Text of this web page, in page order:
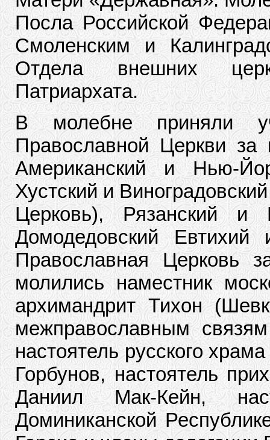
Посла Российской
Смоленским и
Отдела внешних
Патриархата.
В молебне приняли
Православной Церкви за
Американский и Нью-
Хустский и
Церковь), Рязанский и
Домодедовский Евтихий
Православная Церковь
молились наместник
архимандрит Тихон
межправославным
настоятель русского
Горбунов, настоятель
Даниил Мак-Кейн,
Доминиканской